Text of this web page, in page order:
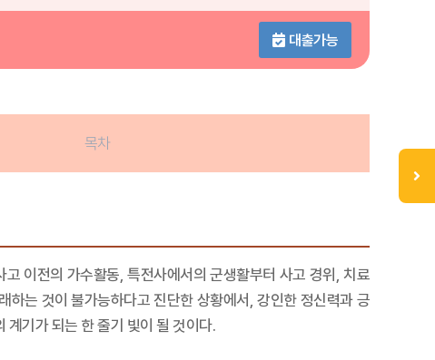
대출가능
목차
고 이전의 가수활동, 특전사에서의 군생활부터 사고 경위, 치료
하는 것이 불가능하다고 진단한 상황에서, 강인한 정신력과 긍
계기가 되는 한 줄기 빛이 될 것이다.